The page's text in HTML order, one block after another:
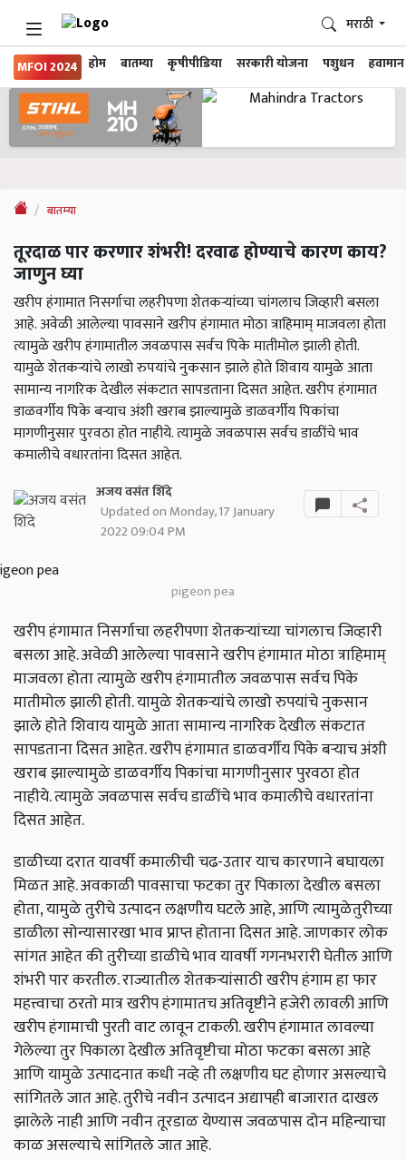
MFOI 2024 होम बातम्या कृषीपीडिया सरकारी योजना पशुधन हवामान
मराठी
बातम्या
तूरदाळ पार करणार शंभरी! दरवाढ होण्याचे कारण काय?
जाणुन घ्या
खरीप हंगामात निसर्गाचा लहरीपणा शेतकऱ्यांच्या चांगलाच जिव्हारी बसला
आहे. अवेळी आलेल्या पावसाने खरीप हंगामात मोठा त्राहिमाम् माजवला होता
त्यामुळे खरीप हंगामातील जवळपास सर्वच पिके मातीमोल झाली होती.
यामुळे शेतकर्‍यांचे लाखो रुपयांचे नुकसान झाले होते शिवाय यामुळे आता
सामान्य नागरिक देखील संकटात सापडताना दिसत आहेत. खरीप हंगामात
डाळवर्गीय पिके बऱ्याच अंशी खराब झाल्यामुळे डाळवर्गीय पिकांचा
मागणीनुसार पुरवठा होत नाहीये. त्यामुळे जवळपास सर्वच डाळींचे भाव
कमालीचे वधारतांना दिसत आहेत.
अजय वसंत शिंदे
Updated on Monday, 17 January
2022 09:04 PM
pigeon pea
खरीप हंगामात निसर्गाचा लहरीपणा शेतकऱ्यांच्या चांगलाच जिव्हारी
बसला आहे. अवेळी आलेल्या पावसाने खरीप हंगामात मोठा त्राहिमाम्
माजवला होता त्यामुळे खरीप हंगामातील जवळपास सर्वच पिके
मातीमोल झाली होती. यामुळे शेतकर्‍यांचे लाखो रुपयांचे नुकसान
झाले होते शिवाय यामुळे आता सामान्य नागरिक देखील संकटात
सापडताना दिसत आहेत. खरीप हंगामात डाळवर्गीय पिके बऱ्याच अंशी
खराब झाल्यामुळे डाळवर्गीय पिकांचा मागणीनुसार पुरवठा होत
नाहीये. त्यामुळे जवळपास सर्वच डाळींचे भाव कमालीचे वधारतांना
दिसत आहेत.
डाळीच्या दरात यावर्षी कमालीची चढ-उतार याच कारणाने बघायला
मिळत आहे. अवकाळी पावसाचा फटका तुर पिकाला देखील बसला
होता, यामुळे तुरीचे उत्पादन लक्षणीय घटले आहे, आणि त्यामुळेतुरीच्या
डाळीला सोन्यासारखा भाव प्राप्त होताना दिसत आहे. जाणकार लोक
सांगत आहेत की तुरीच्या डाळीचे भाव यावर्षी गगनभरारी घेतील आणि
शंभरी पार करतील. राज्यातील शेतकऱ्यांसाठी खरीप हंगाम हा फार
महत्त्वाचा ठरतो मात्र खरीप हंगामातच अतिवृष्टीने हजेरी लावली आणि
खरीप हंगामाची पुरती वाट लावून टाकली. खरीप हंगामात लावल्या
गेलेल्या तुर पिकाला देखील अतिवृष्टीचा मोठा फटका बसला आहे
आणि यामुळे उत्पादनात कधी नव्हे ती लक्षणीय घट होणार असल्याचे
सांगितले जात आहे. तुरीचे नवीन उत्पादन अद्यापही बाजारात दाखल
झालेले नाही आणि नवीन तूरडाळ येण्यास जवळपास दोन महिन्याचा
काळ असल्याचे सांगितले जात आहे.